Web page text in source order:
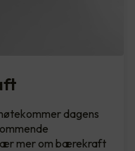
dagens
mer om bærekraft